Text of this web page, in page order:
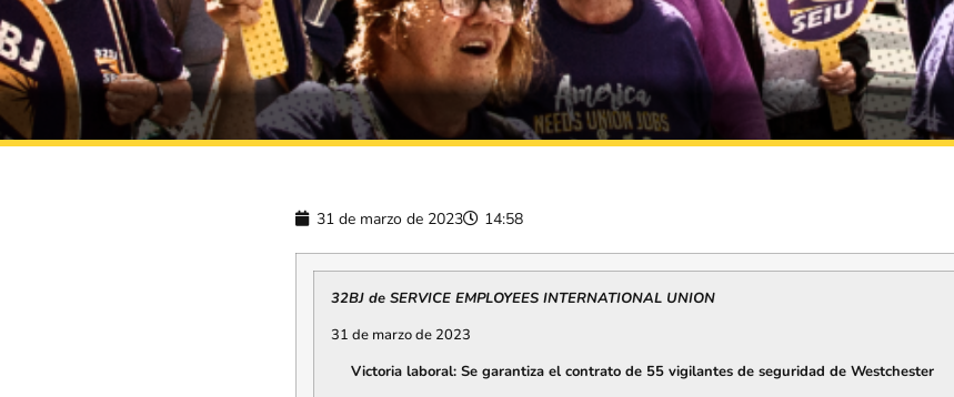
31 de marzo de 2023 14:58
32BJ de SERVICE EMPLOYEES INTERNATIONAL UNION
31 de marzo de 2023
Victoria laboral: Se garantiza el contrato de 55 vigilantes de seguridad de Westchester